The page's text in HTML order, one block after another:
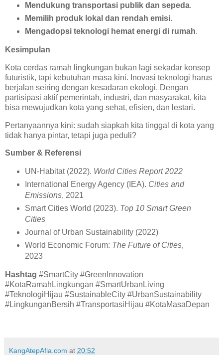
Mendukung transportasi publik dan sepeda.
Memilih produk lokal dan rendah emisi.
Mengadopsi teknologi hemat energi di rumah.
Kesimpulan
Kota cerdas ramah lingkungan bukan lagi sekadar konsep
futuristik, tapi kebutuhan masa kini. Inovasi teknologi harus
berjalan seiring dengan kesadaran ekologi. Dengan
partisipasi aktif pemerintah, industri, dan masyarakat, kita
bisa mewujudkan kota yang sehat, efisien, dan lestari.
Pertanyaannya kini: sudah siapkah kita tinggal di kota yang
tidak hanya pintar, tetapi juga peduli?
Sumber & Referensi
UN-Habitat (2022). World Cities Report 2022
International Energy Agency (IEA). Cities and
Emissions, 2021
Smart Cities World (2023). Top 10 Smart Green
Cities
Journal of Urban Sustainability (2022)
World Economic Forum: The Future of Cities,
2023
Hashtag #SmartCity #GreenInnovation
#KotaRamahLingkungan #SmartUrbanLiving
#TeknologiHijau #SustainableCity #UrbanSustainability
#LingkunganBersih #TransportasiHijau #KotaMasaDepan
KangAtepAfia.com at 20:52